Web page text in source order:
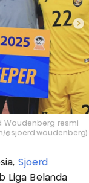
Woudenberg resmi
@sjoerd.woudenberg)
Sjoerd
Liga Belanda